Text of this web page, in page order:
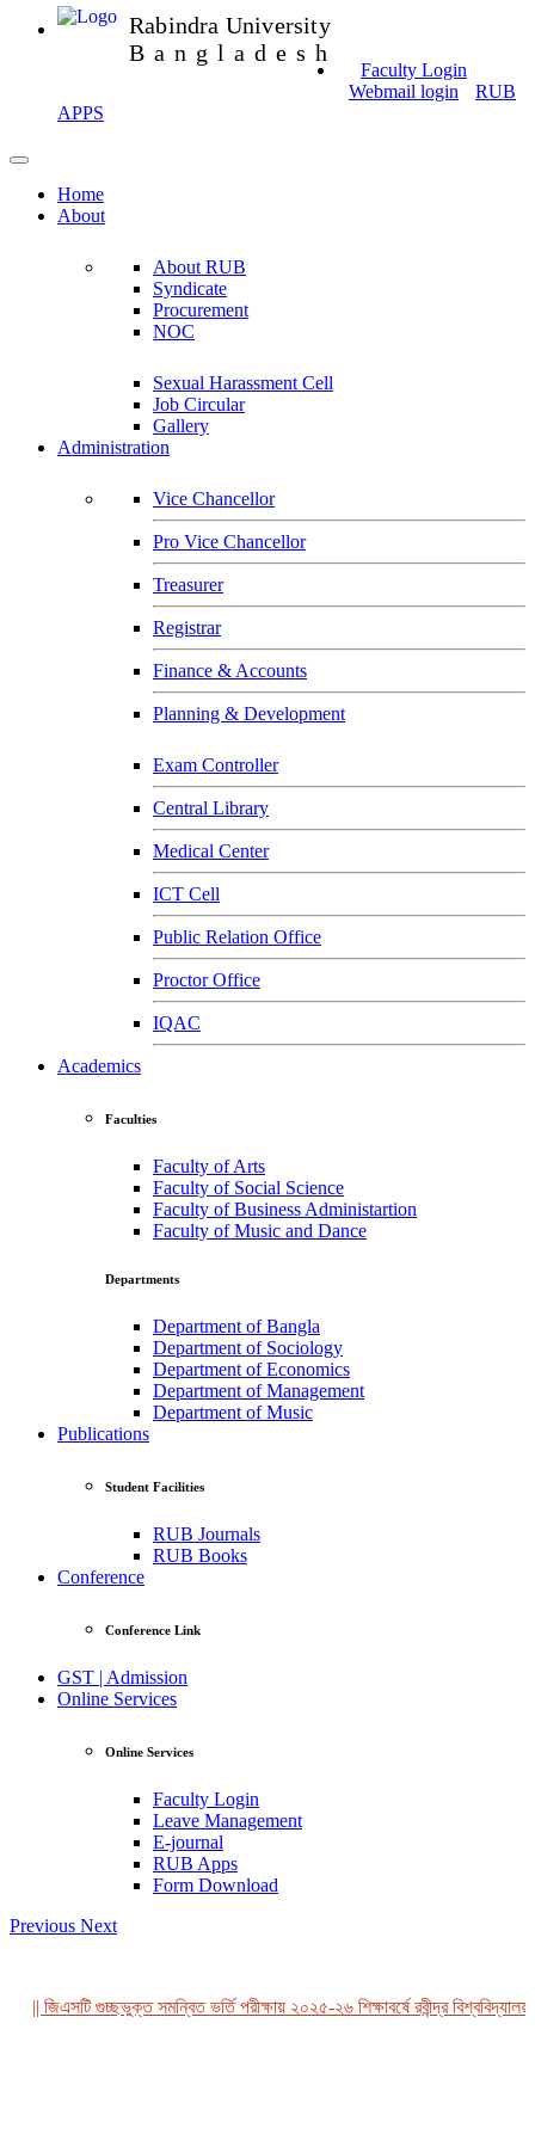
Rabindra University
Bangladesh
Faculty Login
Webmail login
RUB
APPS
Home
About
About RUB
Syndicate
Procurement
NOC
Sexual Harassment Cell
Job Circular
Gallery
Administration
Vice Chancellor
Pro Vice Chancellor
Treasurer
Registrar
Finance & Accounts
Planning & Development
Exam Controller
Central Library
Medical Center
ICT Cell
Public Relation Office
Proctor Office
IQAC
Academics
Faculties
Faculty of Arts
Faculty of Social Science
Faculty of Business Administartion
Faculty of Music and Dance
Departments
Department of Bangla
Department of Sociology
Department of Economics
Department of Management
Department of Music
Publications
Student Facilities
RUB Journals
RUB Books
Conference
Conference Link
GST | Admission
Online Services
Online Services
Faculty Login
Leave Management
E-journal
RUB Apps
Form Download
Previous Next
|| জিএসটি গুচ্ছভুক্ত সমন্বিত ভর্তি পরীক্ষায় ২০২৫-২৬ শিক্ষাবর্ষে রবীন্দ্র